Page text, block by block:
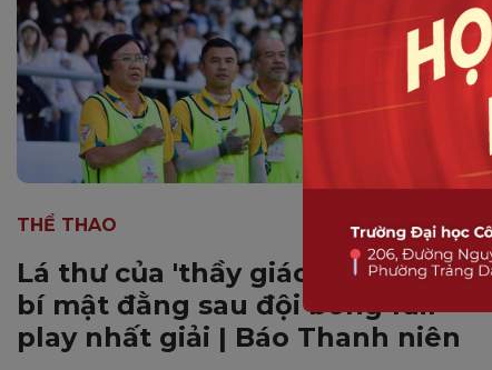
THỂ THAO
Lá thư của 'thầy giáo làng' cùng
bí mật đằng sau đội bóng fair-
play nhất giải | Báo Thanh niên